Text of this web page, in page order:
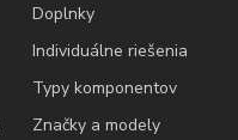
Doplnky
Individuálne riešenia
Typy komponentov
Značky a modely